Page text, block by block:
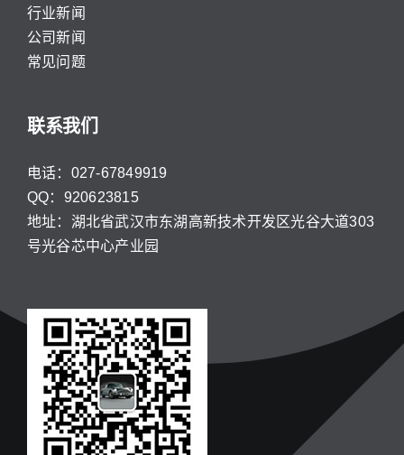
行业新闻
公司新闻
常见问题
联系我们
电话：027-67849919
QQ：920623815
地址：湖北省武汉市东湖高新技术开发区光谷大道303
号光谷芯中心产业园